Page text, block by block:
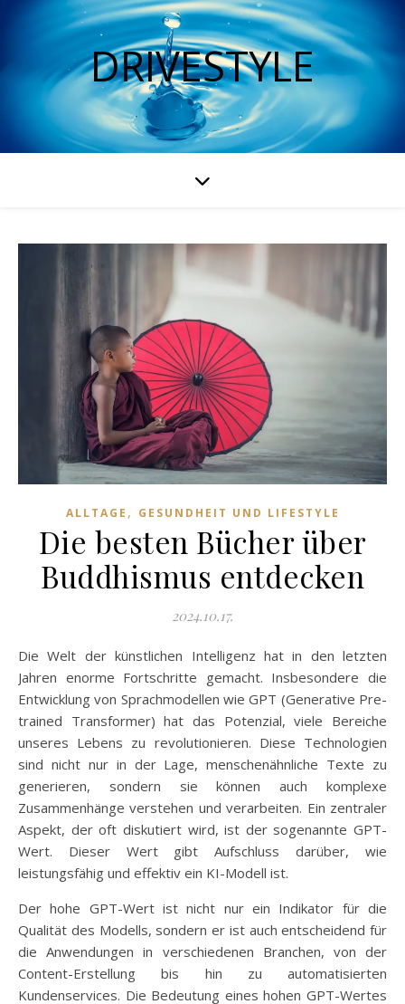
DRIVESTYLE
ALLTAGE , GESUNDHEIT UND LIFESTYLE
Die besten Bücher über
Buddhismus entdecken
2024.10.17.
Die Welt der künstlichen Intelligenz hat in den letzten
Jahren enorme Fortschritte gemacht. Insbesondere die
Entwicklung von Sprachmodellen wie GPT (Generative Pre-
trained Transformer) hat das Potenzial, viele Bereiche
unseres Lebens zu revolutionieren. Diese Technologien
sind nicht nur in der Lage, menschenähnliche Texte zu
generieren, sondern sie können auch komplexe
Zusammenhänge verstehen und verarbeiten. Ein zentraler
Aspekt, der oft diskutiert wird, ist der sogenannte GPT-
Wert. Dieser Wert gibt Aufschluss darüber, wie
leistungsfähig und effektiv ein KI-Modell ist.
Der hohe GPT-Wert ist nicht nur ein Indikator für die
Qualität des Modells, sondern er ist auch entscheidend für
die Anwendungen in verschiedenen Branchen, von der
Content-Erstellung bis hin zu automatisierten
Kundenservices. Die Bedeutung eines hohen GPT-Wertes